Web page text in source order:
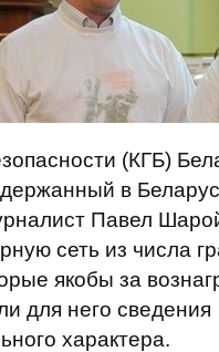
(КГБ)
в
Павел
сеть из числа
якобы за
для него сведения
характера.